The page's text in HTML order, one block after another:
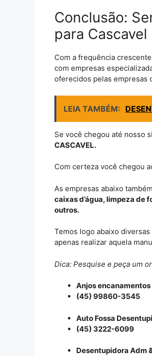
Conclusão:
para Cascavel
Com a frequência
com empresas
oferecidos pelas empresas
LEIA TAMBÉM:
Se você chegou até nosso
CASCAVEL.
Com certeza você chegou
As empresas abaixo
caixas d’água, limpeza de
outros.
Temos logo abaixo diversas
apenas realizar aquela
Dica: Pesquise e peça um
Anjos
(45) 99860-3545
Auto Fossa
(45) 3222-6099
Desentupidora Adm